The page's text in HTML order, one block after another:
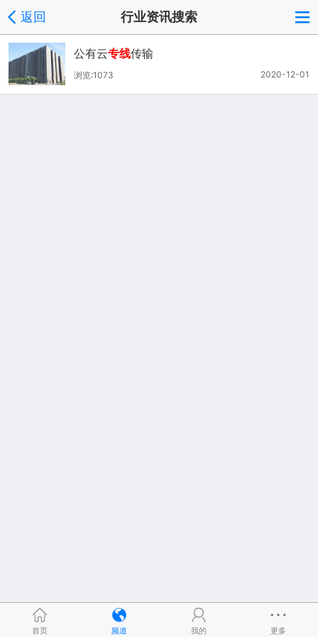
返回 行业资讯搜索
公有云专线传输
2020-12-01
浏览:1073
首页 频道 我的 更多